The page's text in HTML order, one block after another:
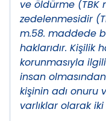
ve öldürme (TBK
zedelenmesidir
m.58. maddede
haklarıdır. Kişilik
korunmasıyla
insan
kişinin adı onuru
varlıklar olarak